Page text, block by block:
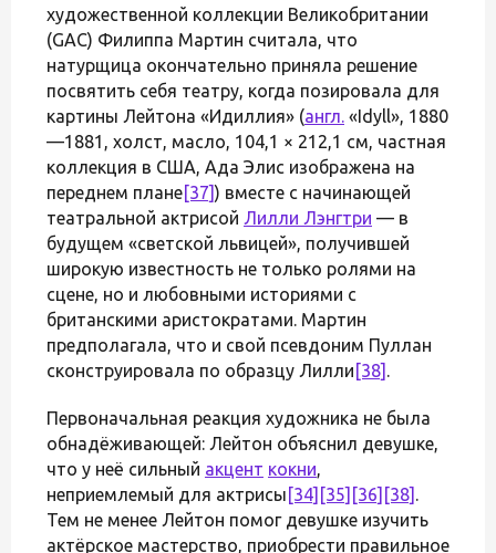
художественной коллекции Великобритании
(GAC) Филиппа Мартин считала, что
натурщица окончательно приняла решение
посвятить себя театру, когда позировала для
картины Лейтона «Идиллия» (англ. «Idyll», 1880
—1881, холст, масло, 104,1 × 212,1 см, частная
коллекция в США, Ада Элис изображена на
переднем плане[37]) вместе с начинающей
театральной актрисой Лилли Лэнгтри — в
будущем «светской львицей», получившей
широкую известность не только ролями на
сцене, но и любовными историями с
британскими аристократами. Мартин
предполагала, что и свой псевдоним Пуллан
сконструировала по образцу Лилли [38] .
Первоначальная реакция художника не была
обнадёживающей: Лейтон объяснил девушке,
что у неё сильный акцент кокни,
неприемлемый для актрисы [34] [35] [36] [38] .
Тем не менее Лейтон помог девушке изучить
актёрское мастерство, приобрести правильное